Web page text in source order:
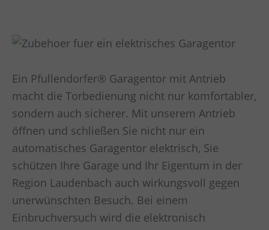
Ein Pfullendorfer® Garagentor mit Antrieb
macht die Torbedienung nicht nur komfortabler,
sondern auch sicherer. Mit unserem Antrieb
öffnen und schließen Sie nicht nur ein
automatisches Garagentor elektrisch, Sie
schützen Ihre Garage und Ihr Eigentum in der
Region Laudenbach auch wirkungsvoll gegen
unerwünschten Besuch. Bei einem
Einbruchversuch wird die elektronisch